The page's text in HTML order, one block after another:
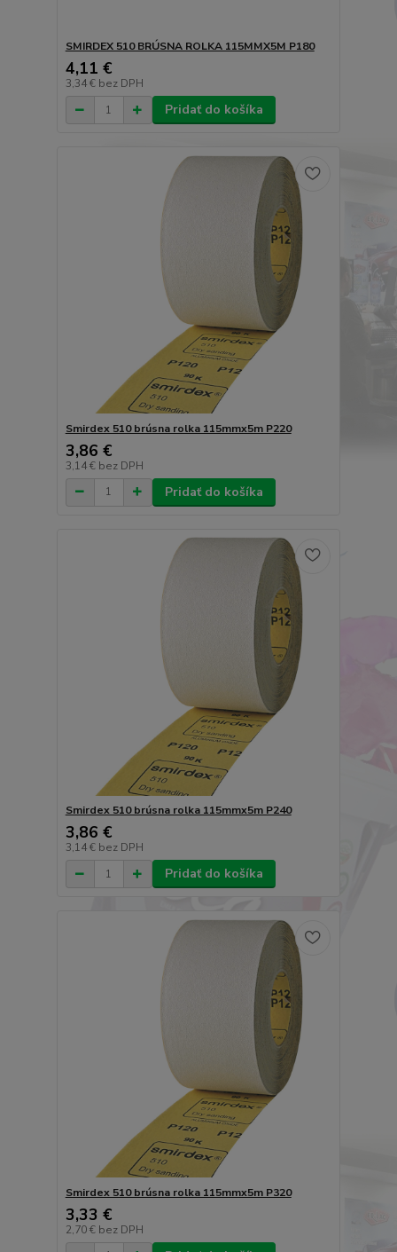
SMIRDEX 510 BRÚSNA ROLKA 115MMX5M P180
4,11 €
3,34 € bez DPH
Pridať do košíka
Smirdex 510 brúsna rolka 115mmx5m P220
3,86 €
3,14 € bez DPH
Pridať do košíka
Smirdex 510 brúsna rolka 115mmx5m P240
3,86 €
3,14 € bez DPH
Pridať do košíka
Smirdex 510 brúsna rolka 115mmx5m P320
3,33 €
2,70 € bez DPH